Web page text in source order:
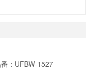
：UFBW-1527